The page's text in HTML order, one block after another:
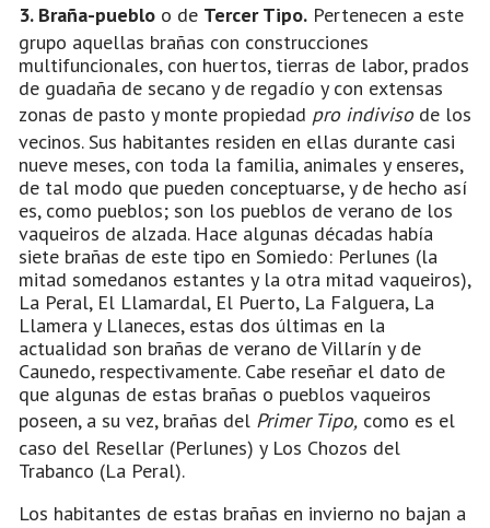
3. Braña-pueblo o de Tercer Tipo. Pertenecen a este
grupo aquellas brañas con construcciones
multifuncionales, con huertos, tierras de labor, prados
de guadaña de secano y de regadío y con extensas
zonas de pasto y monte propiedad pro indivisode los
vecinos. Sus habitantes residen en ellas durante casi
nueve meses, con toda la familia, animales y enseres,
de tal modo que pueden conceptuarse, y de hecho así
es, como pueblos; son los pueblos de verano de los
vaqueiros de alzada. Hace algunas décadas había
siete brañas de este tipo en Somiedo: Perlunes (la
mitad somedanos estantes y la otra mitad vaqueiros),
La Peral, El Llamardal, El Puerto, La Falguera, La
Llamera y Llaneces, estas dos últimas en la
actualidad son brañas de verano de Villarín y de
Caunedo, respectivamente. Cabe reseñar el dato de
que algunas de estas brañas o pueblos vaqueiros
poseen, a su vez, brañas del Primer Tipo, como es el
caso del Resellar (Perlunes) y Los Chozos del
Trabanco (La Peral).
Los habitantes de estas brañas en invierno no bajan a